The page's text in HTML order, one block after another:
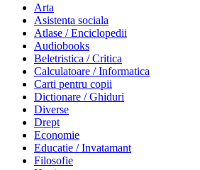
Arta
Asistenta sociala
Atlase / Enciclopedii
Audiobooks
Beletristica / Critica
Calculatoare / Informatica
Carti pentru copii
Dictionare / Ghiduri
Diverse
Drept
Economie
Educatie / Invatamant
Filosofie